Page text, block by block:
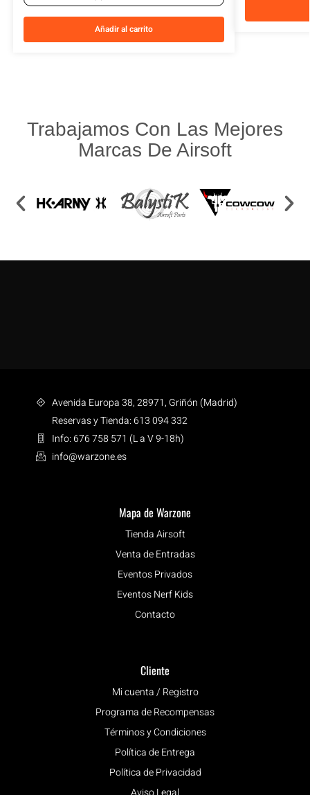
Añadir al carrito
Trabajamos Con Las Mejores
Marcas De Airsoft
Avenida Europa 38, 28971, Griñón (Madrid)
Reservas y Tienda: 613 094 332
Info: 676 758 571 (L a V 9-18h)
info@warzone.es
Mapa de Warzone
Tienda Airsoft
Venta de Entradas
Eventos Privados
Eventos Nerf Kids
Contacto
Cliente
Mi cuenta / Registro
Programa de Recompensas
Términos y Condiciones
Política de Entrega
Política de Privacidad